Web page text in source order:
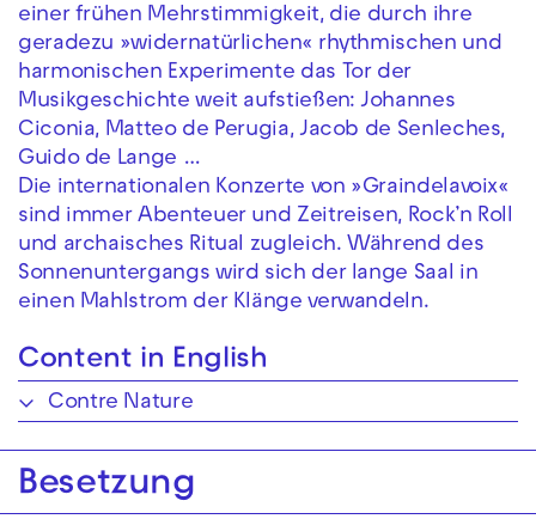
einer frühen Mehrstimmigkeit, die durch ihre
geradezu »widernatürlichen« rhythmischen und
harmonischen Experimente das Tor der
Musikgeschichte weit aufstießen: Johannes
Ciconia, Matteo de Perugia, Jacob de Senleches,
Guido de Lange …
Die internationalen Konzerte von »Graindelavoix«
sind immer Abenteuer und Zeitreisen, Rock’n Roll
und archaisches Ritual zugleich. Während des
Sonnenuntergangs wird sich der lange Saal in
einen Mahlstrom der Klänge verwandeln.
Content in English
Contre Nature
Besetzung